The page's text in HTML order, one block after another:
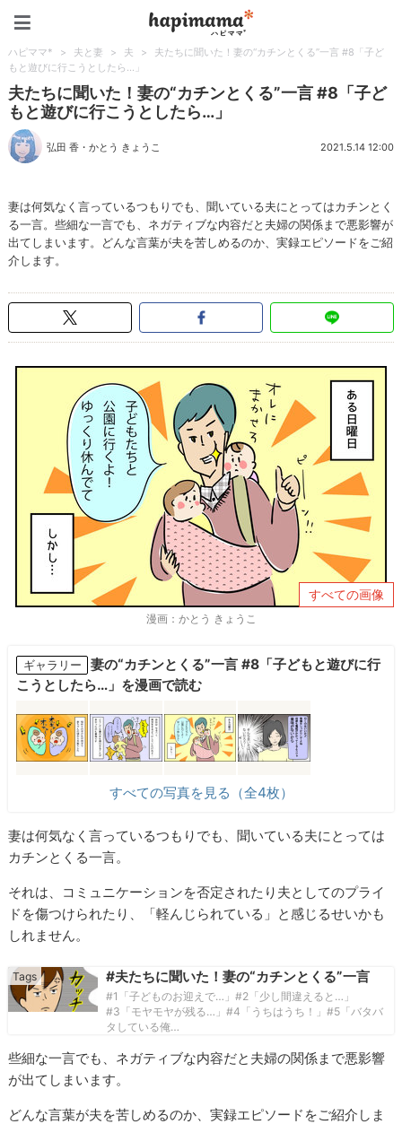
ハピママ* > 夫と妻 > 夫 >
夫たちに聞いた！妻の“カチンとくる”一言 #8「子ど
もと遊びに行こうとしたら…」
夫たちに聞いた！妻の“カチンとくる”一言 #8「子ど
もと遊びに行こうとしたら…」
弘田 香 ・かとう きょうこ 2021.5.14 12:00
妻は何気なく言っているつもりでも、聞いている夫にとってはカチンとく
る一言。些細な一言でも、ネガティブな内容だと夫婦の関係まで悪影響が
出てしまいます。どんな言葉が夫を苦しめるのか、実録エピソードをご紹
介します。
すべての画像
漫画：かとう きょうこ
ギャラリー
妻の“カチンとくる”一言 #8「子どもと遊びに行
こうとしたら…」を漫画で読む
すべての写真を見る（全4枚）
妻は何気なく言っているつもりでも、聞いている夫にとっては
カチンとくる一言。
それは、コミュニケーションを否定されたり夫としてのプライ
ドを傷つけられたり、「軽んじられている」と感じるせいかも
しれません。
#夫たちに聞いた！妻の“カチンとくる”一言
#1「子どものお迎えで…」#2「少し間違えると…」
#3「モヤモヤが残る…」#4「うちはうち！」#5「バタバ
タしている俺…
些細な一言でも、ネガティブな内容だと夫婦の関係まで悪影響
が出てしまいます。
どんな言葉が夫を苦しめるのか、実録エピソードをご紹介しま